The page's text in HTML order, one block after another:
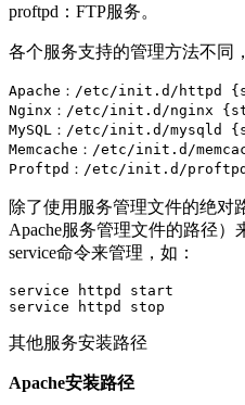
proftpd：FTP服务。
各个服务支持的管理方法不同
Apache：/etc/init.d/httpd
Nginx：/etc/init.d/nginx
MySQL：/etc/init.d/
Memcache：/etc/init.d/
Proftpd：/etc/init.d/
除了使用服务管理文件的绝对
Apache服务管理文件的路径）
service命令来管理，如：
service httpd start
service httpd stop
其他服务安装路径
Apache安装路径